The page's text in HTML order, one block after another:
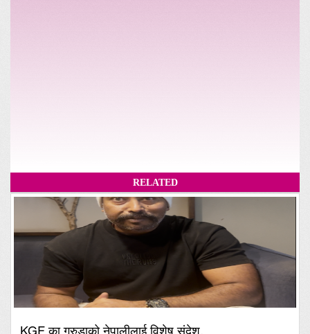
RELATED
KGF का गरुडाको नेपालीलाई विशेष संदेश,